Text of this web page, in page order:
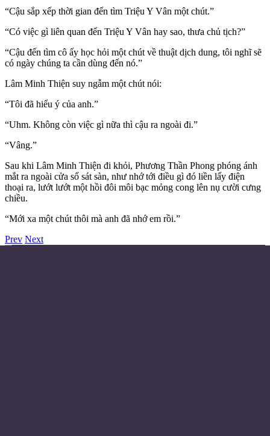
“Cậu sắp xếp thời gian đến tìm Triệu Y Vân một chút.”
“Có việc gì liên quan đến Triệu Y Vân hay sao, thưa chủ tịch?”
“Cậu đến tìm cô ấy học hỏi một chút về thuật dịch dung, tôi nghĩ sẽ
có ngày chúng ta cần dùng đến nó.”
Lâm Minh Thiện suy ngẫm một chút nói:
“Tôi đã hiểu ý của anh.”
“Uhm. Không còn việc gì nữa thì cậu ra ngoài đi.”
“Vâng.”
Sau khi Lâm Minh Thiện đi khỏi, Phương Thần Phong phóng ánh
mắt ra ngoài cửa sổ sát sàn, như nhớ tới điều gì đó liền lấy điện
thoại ra, lướt lướt một hồi đôi môi bạc mỏng cong lên nụ cười cưng
chiều.
“Mới xa một chút thôi mà anh đã nhớ em rồi.”
Prev Next